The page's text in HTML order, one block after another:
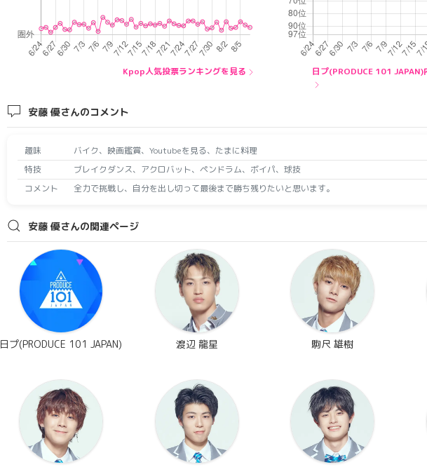
Kpop人気投票ランキングを見る 日プ(PRODUCE 101
安藤 優さんのコメント
趣味
バイク、映画鑑賞、Youtubeを見る、たまに料理
特技
ブレイクダンス、アクロバット、ペンドラム、ボイパ、球技
コメント
全力で挑戦し、自分を出し切って最後まで勝ち残りたいと思います。
安藤 優さんの関連ページ
日プ(PRODUCE 101 JAPAN) 渡辺 龍星 駒尺 雄樹